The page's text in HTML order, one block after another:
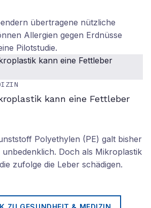
übertragene nützliche
Allergien gegen Erdnüsse
Pilotstudie.
kann eine Fettleber
Polyethylen (PE) galt bisher
unbedenklich. Doch als Mikroplastik
zufolge die Leber schädigen.